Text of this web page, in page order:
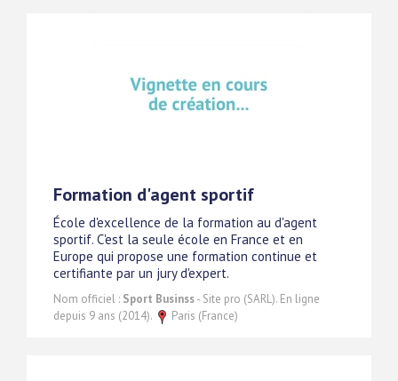
Formation d'agent sportif
École d'excellence de la formation au d'agent
sportif. C'est la seule école en France et en
Europe qui propose une formation continue et
certifiante par un jury d'expert.
Nom officiel : Sport Businss- Site pro (SARL). En ligne
depuis 9 ans (2014).
Paris (France)